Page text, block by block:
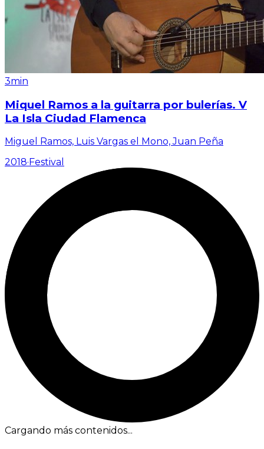
3min
Miquel Ramos a la guitarra por bulerías. V
La Isla Ciudad Flamenca
Miguel Ramos, Luis Vargas el Mono, Juan Peña
2018· Festival
Cargando más contenidos...